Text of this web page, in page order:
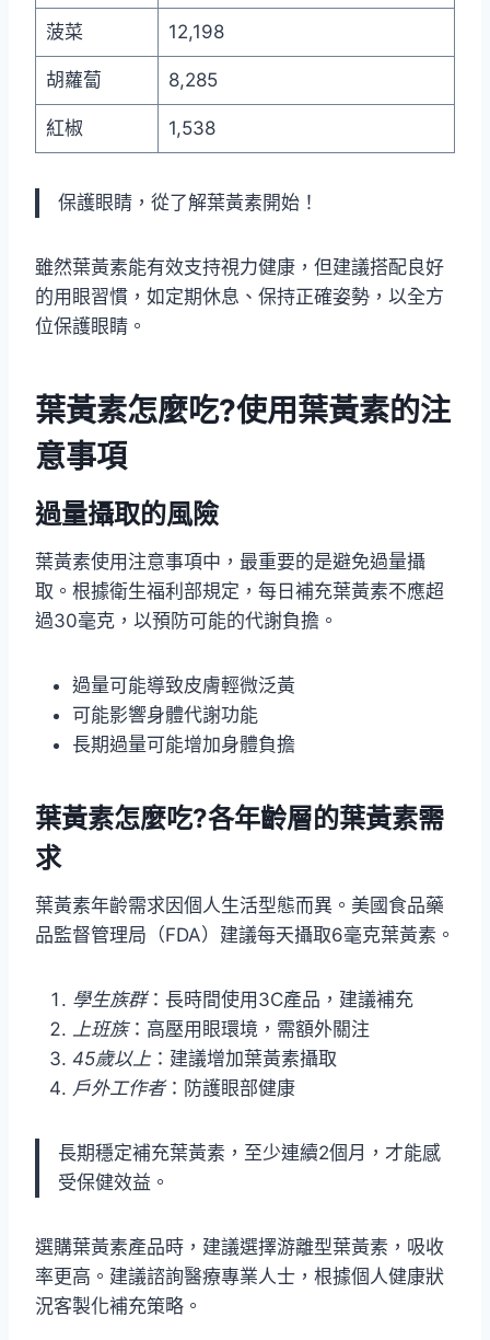
菠菜 12,198
胡蘿蔔 8,285
紅椒 1,538
保護眼睛，從了解葉黃素開始！
雖然葉黃素能有效支持視力健康，但建議搭配良好
的用眼習慣，如定期休息、保持正確姿勢，以全方
位保護眼睛。
葉黃素怎麼吃?使用葉黃素的注
意事項
過量攝取的風險
葉黃素使用注意事項中，最重要的是避免過量攝
取。根據衛生福利部規定，每日補充葉黃素不應超
過30毫克，以預防可能的代謝負擔。
過量可能導致皮膚輕微泛黃
可能影響身體代謝功能
長期過量可能增加身體負擔
葉黃素怎麼吃?各年齡層的葉黃素需
求
葉黃素年齡需求因個人生活型態而異。美國食品藥
品監督管理局（FDA）建議每天攝取6毫克葉黃素。
學生族群：長時間使用3C產品，建議補充
上班族：高壓用眼環境，需額外關注
45歲以上 ：建議增加葉黃素攝取
戶外工作者：防護眼部健康
長期穩定補充葉黃素，至少連續2個月，才能感
受保健效益。
選購葉黃素產品時，建議選擇游離型葉黃素，吸收
率更高。建議諮詢醫療專業人士，根據個人健康狀
況客製化補充策略。